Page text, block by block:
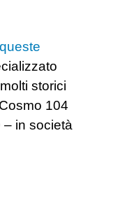
storici
104
– in società